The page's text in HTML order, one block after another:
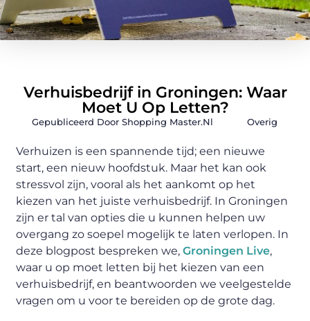
Verhuisbedrijf in Groningen: Waar
Moet U Op Letten?
Gepubliceerd Door Shopping Master.nl Overig
Verhuizen is een spannende tijd; een nieuwe
start, een nieuw hoofdstuk. Maar het kan ook
stressvol zijn, vooral als het aankomt op het
kiezen van het juiste verhuisbedrijf. In Groningen
zijn er tal van opties die u kunnen helpen uw
overgang zo soepel mogelijk te laten verlopen. In
deze blogpost bespreken we,Groningen Live,
waar u op moet letten bij het kiezen van een
verhuisbedrijf, en beantwoorden we veelgestelde
vragen om u voor te bereiden op de grote dag.